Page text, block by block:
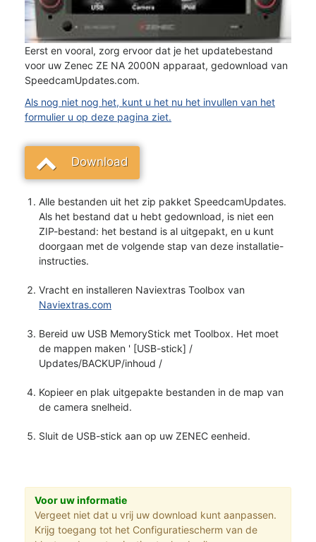
Eerst en vooral, zorg ervoor dat je het updatebestand
voor uw Zenec ZE NA 2000N apparaat, gedownload van
SpeedcamUpdates.com.
Als nog niet nog het, kunt u het nu het invullen van het
formulier u op deze pagina ziet.
Download
Alle bestanden uit het zip pakket SpeedcamUpdates.
Als het bestand dat u hebt gedownload, is niet een
ZIP-bestand: het bestand is al uitgepakt, en u kunt
doorgaan met de volgende stap van deze installatie-
instructies.
Vracht en installeren Naviextras Toolbox van
Naviextras.com
Bereid uw USB MemoryStick met Toolbox. Het moet
de mappen maken ' [USB-stick] /
Updates/BACKUP/inhoud /
Kopieer en plak uitgepakte bestanden in de map van
de camera snelheid.
Sluit de USB-stick aan op uw ZENEC eenheid.
Voor uw informatie
Vergeet niet dat u vrij uw download kunt aanpassen.
Krijg toegang tot het Configuratiescherm van de